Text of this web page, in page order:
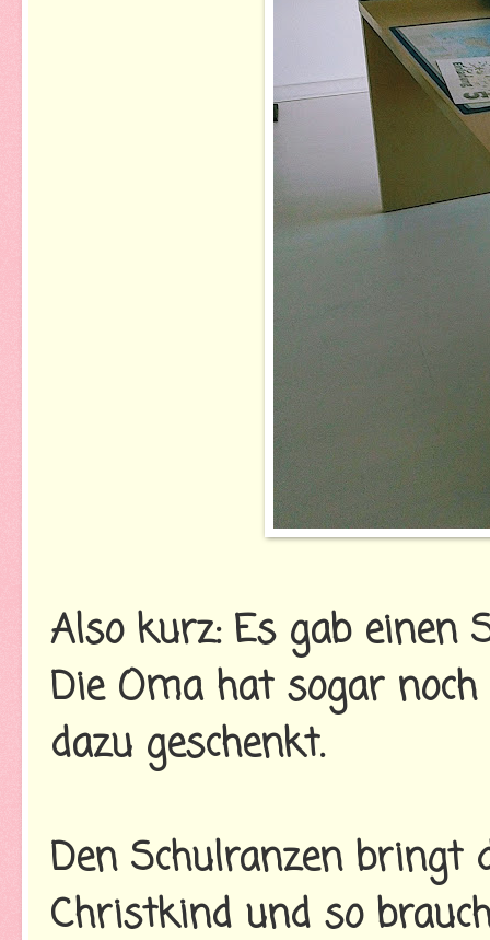
Also kurz: Es gab einen
Die Oma hat sogar
dazu geschenkt.
Den Schulranzen bringt
Christkind und so